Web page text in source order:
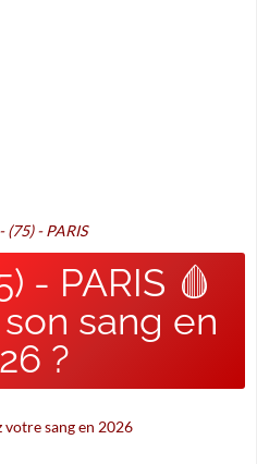
(75) - PARIS
- PARIS 🩸
sang en
?